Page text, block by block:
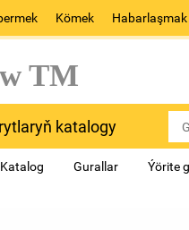
Kömek Habarlaşmak
TM
katalogy
Katalog Gurallar Ýörite